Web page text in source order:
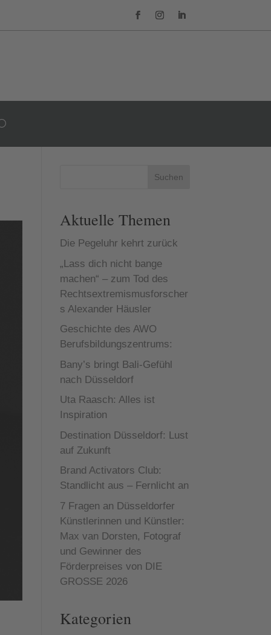
Suchen
Aktuelle Themen
Die Pegeluhr kehrt zurück
„Lass dich nicht bange
machen“ – zum Tod des
Rechtsextremismusforscher
s Alexander Häusler
Geschichte des AWO
Berufsbildungszentrums:
Bany’s bringt Bali-Gefühl
nach Düsseldorf
Uta Raasch: Alles ist
Inspiration
Destination Düsseldorf: Lust
auf Zukunft
Brand Activators Club:
Standlicht aus – Fernlicht an
7 Fragen an Düsseldorfer
Künstlerinnen und Künstler:
Max van Dorsten, Fotograf
und Gewinner des
Förderpreises von DIE
GROSSE 2026
Kategorien